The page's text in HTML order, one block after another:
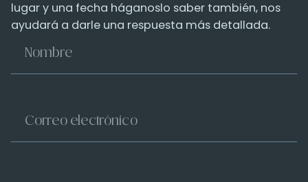
lugar y una fecha háganoslo saber también, nos
ayudará a darle una respuesta más detallada.